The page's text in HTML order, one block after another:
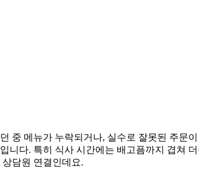
중 메뉴가 누락되거나, 실수로 잘못된 주문
니다. 특히 식사 시간에는 배고픔까지 겹쳐
담원 연결인데요.